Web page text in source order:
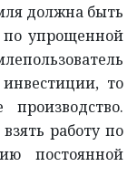
должна быть
по упрощенной
инвестиции, то
работу по
постоянной